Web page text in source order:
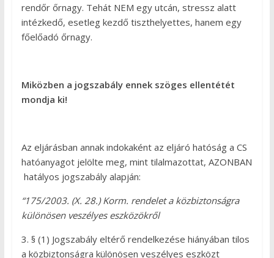
rendőr őrnagy. Tehát NEM egy utcán, stressz alatt
intézkedő, esetleg kezdő tiszthelyettes, hanem egy
főelőadó őrnagy.
Miközben a jogszabály ennek szöges ellentétét
mondja ki!
Az eljárásban annak indokaként az eljáró hatóság a CS
hatóanyagot jelölte meg, mint tilalmazottat, AZONBAN
hatályos jogszabály alapján:
“175/2003. (X. 28.) Korm. rendelet a közbiztonságra
különösen veszélyes eszközökről
3. § (1) Jogszabály eltérő rendelkezése hiányában tilos
a közbiztonságra különösen veszélyes eszközt